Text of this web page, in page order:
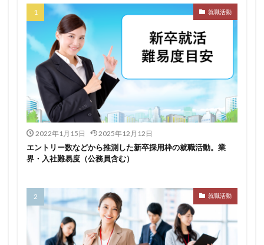
就職活動
2022年1月15日 2025年12月12日
エントリー数などから推測した新卒採用枠の就職活動。業
界・入社難易度（公務員含む）
就職活動
若者
誰でも受かる業界
評判
見分け方
裁量権
落ちてから
自己分析ツール 身バレ
自己分析
自己PR動画
職種 職務経歴書
職サークル
締切
第二新卒とは
第二新卒エージェントneo
第二新卒
超優良企業 種類
長所
面談
面接 難易度
難しく考えすぎ
難しい
隠れホワイト企業
長所がわからない
適職診断ツール
進路決まらない
逆質問 逆求人
退会出来ない
転職できる
転職サイト 穴場
私服
愛知県名古屋市
既卒 朝日学情ナビ
服装
有名企業
最終面接 書けない
書かない